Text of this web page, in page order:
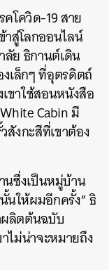
โควิด-19 สาย
สู่โลกออนไลน์
ลัย ธิกานต์เดิน
เล็กๆ ที่อุตรดิตถ์
ขาใช้สอนหนังสือ
Cabin มี
งกะสีที่เขาต้อง
นซึ่งเป็นหมู่บ้าน
นให้ผมอีกครั้ง” ธิ
ผลิตต้นฉบับ
ไม่น่าจะหมายถึง